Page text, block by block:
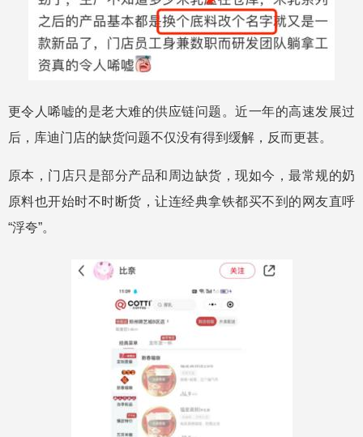
更令人唏嘘的是老大难的供应链问题。近一年的高速发展过
后，库迪门店的缺货问题不仅没有得到缓解，反而更甚。
原本，门店只是部分产品和周边缺货，现如今，最常规的奶
原料也开始时不时断货，让连经典拿铁都买不到的网友直呼
“浮夸”。